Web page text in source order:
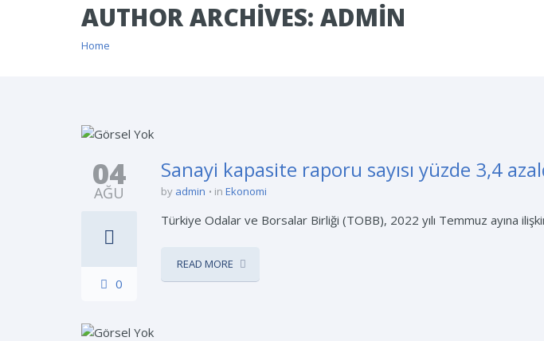
AUTHOR ARCHIVES: ADMIN
Home
04
AĞU
0
Sanayi kapasite raporu sayısı yüzde 3,4
by admin in Ekonomi
Türkiye Odalar ve Borsalar Birliği (TOBB), 2022 yılı Temmuz ayına
READ MORE